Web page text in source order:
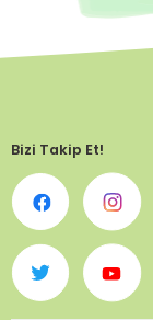
Bizi Takip Et!